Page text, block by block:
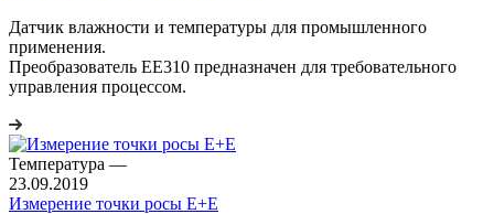
Датчик влажности и температуры для промышленного
применения.
Преобразователь EE310 предназначен для требовательного
управления процессом.
Температура —
23.09.2019
Измерение точки росы E+E